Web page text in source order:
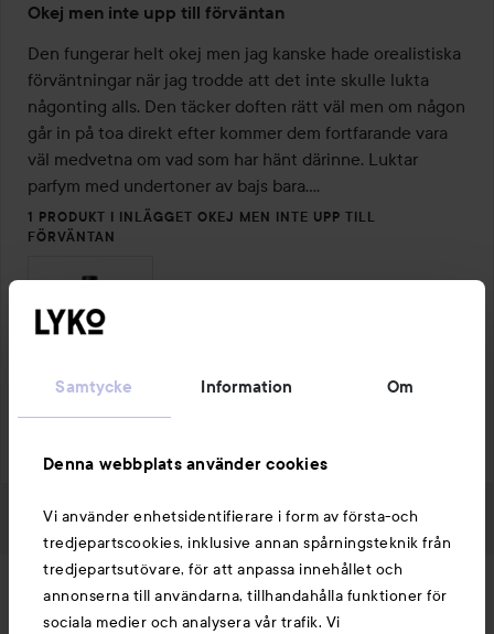
Samtycke Information Om
Denna webbplats använder cookies
Vi använder enhetsidentifierare i form av första-och
tredjepartscookies, inklusive annan spårningsteknik från
tredjepartsutövare, för att anpassa innehållet och
annonserna till användarna, tillhandahålla funktioner för
sociala medier och analysera vår trafik. Vi
3
av
5
Okej men inte upp till förväntan
Den fungerar helt okej men jag kanske hade orealistiska
förväntningar när jag trodde att det inte skulle lukta
någonting alls. Den täcker doften rätt väl men om någon
går in på toa direkt efter kommer dem fortfarande vara
väl medvetna om vad som har hänt därinne. Luktar
parfym med undertoner av bajs bara….
1 PRODUKT I INLÄGGET OKEJ MEN INTE UPP TILL
FÖRVÄNTAN
Gilla Kommentera
2728 visningar
Nyheter och erbjudanden